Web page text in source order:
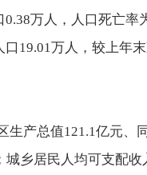
万人，人口死亡
19.01万人，较上年
生产总值121.1亿元、
城乡居民人均可支配